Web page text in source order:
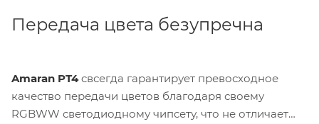
Передача цвета безупречна
Amaran PT4cвсегда гарантирует превосходное
качество передачи цветов благодаря своему
RGBWW светодиодному чипсету, что не отличает